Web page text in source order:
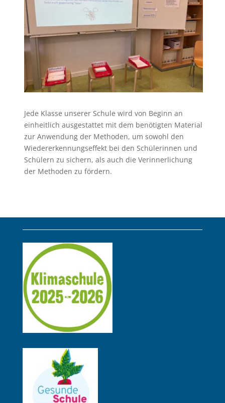
Jede Klasse unserer Schule wird von Beginn an
einheitlich ausgestattet mit dem benötigten Material
zur Anwendung der Methoden, um sowohl den
Wiedererkennungseffekt bei den Schülerinnen und
Schülern zu sichern, als auch die Verinnerlichung
der Methoden zu fördern.